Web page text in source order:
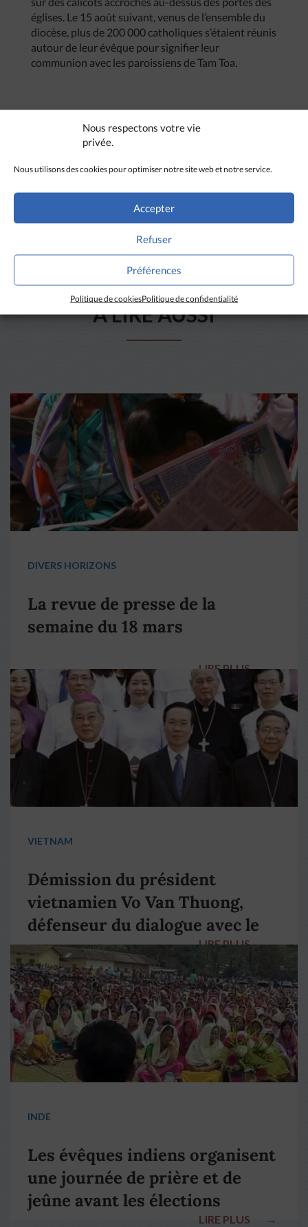
Nous respectons votre vie
privée.
Nous utilisons des cookies pour optimiser notre site web et notre service.
Accepter
Refuser
Préférences
Politique de cookiesPolitique de confidentialité
églises. Le 15 août suivant, venus de l’ensemble du
diocèse, plus de 200 000 catholiques s’étaient réunis
autour de leur évêque pour signifier leur
communion avec les paroissiens de Tam Toa.
A LIRE AUSSI
DIVERS HORIZONS
La revue de presse de la
semaine du 18 mars
LIRE PLUS →
VIETNAM
Démission du président
vietnamien Vo Van Thuong,
défenseur du dialogue avec le
pape François
LIRE PLUS →
INDE
Les évêques indiens organisent
une journée de prière et de
jeûne avant les élections
LIRE PLUS →